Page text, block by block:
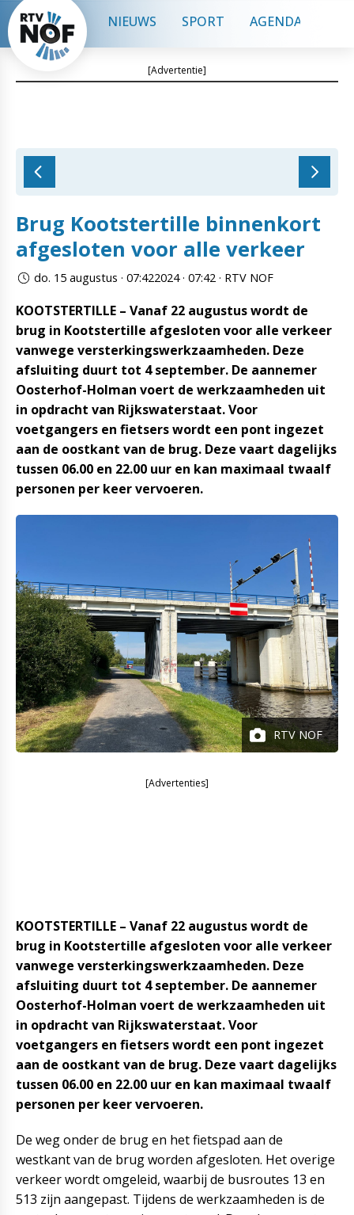
NIEUWS SPORT AGENDA
[Advertentie]
Brug Kootstertille binnenkort
afgesloten voor alle verkeer
do. 15 augustus · 07:422024 · 07:42 · RTV NOF
KOOTSTERTILLE – Vanaf 22 augustus wordt de
brug in Kootstertille afgesloten voor alle verkeer
vanwege versterkingswerkzaamheden. Deze
afsluiting duurt tot 4 september. De aannemer
Oosterhof-Holman voert de werkzaamheden uit
in opdracht van Rijkswaterstaat. Voor
voetgangers en fietsers wordt een pont ingezet
aan de oostkant van de brug. Deze vaart dagelijks
tussen 06.00 en 22.00 uur en kan maximaal twaalf
personen per keer vervoeren.
RTV NOF
[Advertenties]
KOOTSTERTILLE – Vanaf 22 augustus wordt de
brug in Kootstertille afgesloten voor alle verkeer
vanwege versterkingswerkzaamheden. Deze
afsluiting duurt tot 4 september. De aannemer
Oosterhof-Holman voert de werkzaamheden uit
in opdracht van Rijkswaterstaat. Voor
voetgangers en fietsers wordt een pont ingezet
aan de oostkant van de brug. Deze vaart dagelijks
tussen 06.00 en 22.00 uur en kan maximaal twaalf
personen per keer vervoeren.
De weg onder de brug en het fietspad aan de
westkant van de brug worden afgesloten. Het overige
verkeer wordt omgeleid, waarbij de busroutes 13 en
513 zijn aangepast. Tijdens de werkzaamheden is de